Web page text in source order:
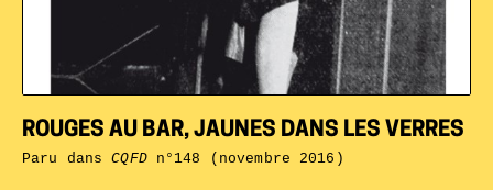
ROUGES AU BAR, JAUNES DANS LES VERRES
Paru dansCQFDn°148 (novembre 2016)